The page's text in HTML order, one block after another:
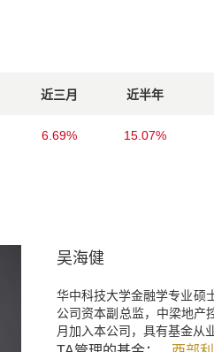
近三月 近半年
6.69% 15.07%
吴海健
华中科技大学金融学专业硕
公司资本副总监，中梁地产
月加入本公司，具有基金从